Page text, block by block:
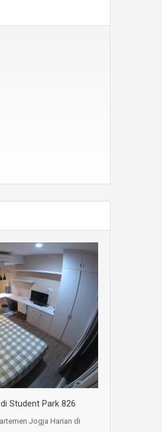
Student Park 826
Jogja Harian di